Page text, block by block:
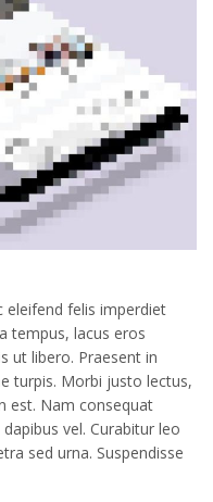
eleifend felis imperdiet
tempus, lacus eros
ut libero. Praesent in
turpis. Morbi justo lectus,
est. Nam consequat
vel. Curabitur leo
sed urna. Suspendisse